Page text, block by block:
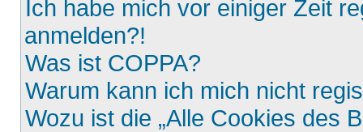
Ich habe mich vor einiger Zeit
anmelden?!
Was ist COPPA?
Warum kann ich mich nicht
Wozu ist die „Alle Cookies des